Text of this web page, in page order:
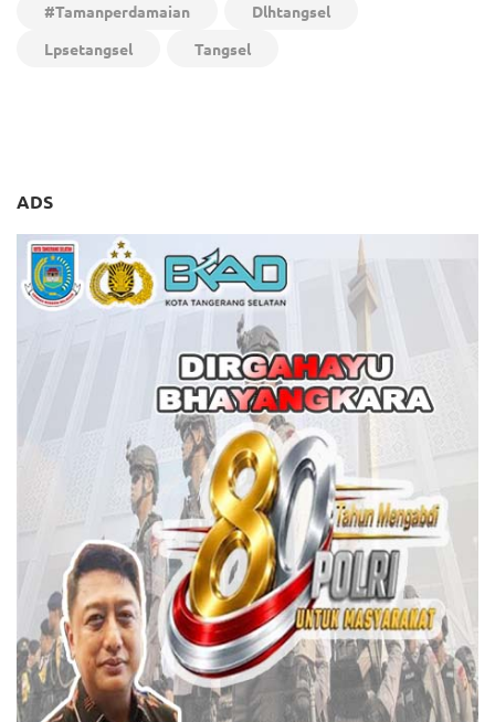
#Tamanperdamaian
Dlhtangsel
Lpsetangsel
Tangsel
ADS